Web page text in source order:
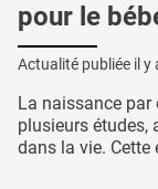
pour le
Actualité publiée il y
La naissance par
plusieurs études,
dans la vie. Cette